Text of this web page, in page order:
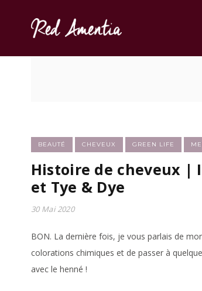
BEAUTÉ CHEVEUX GREEN LIFE
Histoire de cheveux |
et Tye & Dye
30 Mai 2020
BON. La dernière fois, je vous parlais de
colorations chimiques et de passer à
avec le henné !